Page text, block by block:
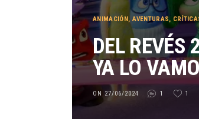
ANIMACIÓN , AVENTURAS,
DEL REVÉS
YA LO
ON 27/06/2024 1 1